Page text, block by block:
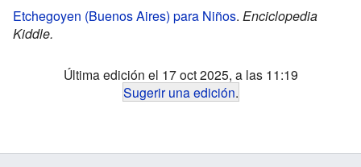
Etchegoyen (Buenos Aires) para Niños. Enciclopedia
Kiddle.
Última edición el 17 oct 2025, a las 11:19
Sugerir una edición.